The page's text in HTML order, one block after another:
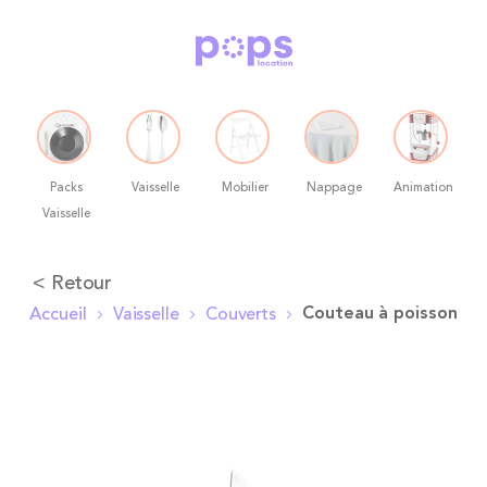
Packs
Vaisselle
Vaisselle Mobilier Nappage Animation
Allez
contenu
< Retour
Accueil Vaisselle Couverts Couteau à poisson